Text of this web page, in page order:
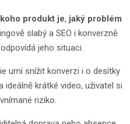
produkt je, jaký problém
slabý a SEO i konverzně
jeho situaci.
umí snížit konverzi i o desítky
krátké video, uživatel si
riziko.